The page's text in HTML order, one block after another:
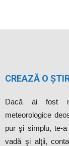
CREAZĂ O
Dacă ai fost
meteorologice
pur şi simplu, te-
vadă şi alţii,